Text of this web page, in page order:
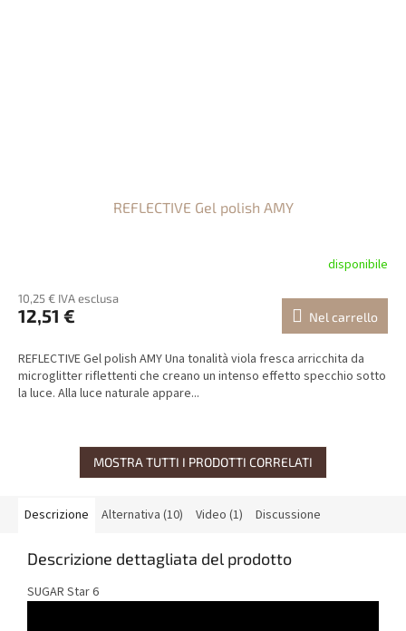
REFLECTIVE Gel polish AMY
disponibile
10,25 € IVA esclusa
12,51 € Nel carrello
REFLECTIVE Gel polish AMY Una tonalità viola fresca arricchita da
microglitter riflettenti che creano un intenso effetto specchio sotto
la luce. Alla luce naturale appare...
MOSTRA TUTTI I PRODOTTI CORRELATI
Descrizione Alternativa (10) Video (1) Discussione
Descrizione dettagliata del prodotto
SUGAR Star 6